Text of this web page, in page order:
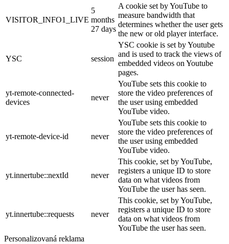
VISITOR_INFO1_LIVE
5
months
27 days
A cookie set by YouTube to
measure bandwidth that
determines whether the user gets
the new or old player interface.
YSC session
YSC cookie is set by Youtube
and is used to track the views of
embedded videos on Youtube
pages.
yt-remote-connected-
devices
never
YouTube sets this cookie to
store the video preferences of
the user using embedded
YouTube video.
yt-remote-device-id never
YouTube sets this cookie to
store the video preferences of
the user using embedded
YouTube video.
yt.innertube::nextId never
This cookie, set by YouTube,
registers a unique ID to store
data on what videos from
YouTube the user has seen.
yt.innertube::requests never
This cookie, set by YouTube,
registers a unique ID to store
data on what videos from
YouTube the user has seen.
Personalizovaná reklama